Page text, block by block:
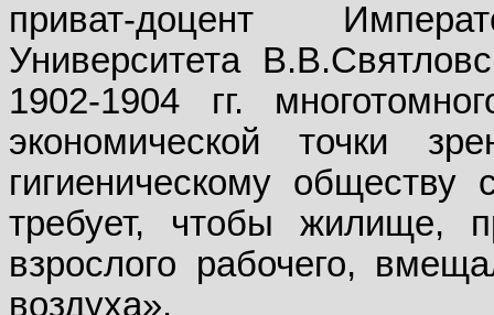
приват-доцент
Университета
1902-1904 гг.
экономической точки
гигиеническому обществу
требует, чтобы жилище,
взрослого рабочего,
воздуха».